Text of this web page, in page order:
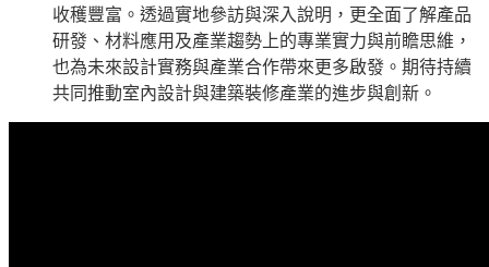
收穫豐富。透過實地參訪與深入說明，更全面了解產品
研發、材料應用及產業趨勢上的專業實力與前瞻思維，
也為未來設計實務與產業合作帶來更多啟發。期待持續
共同推動室內設計與建築裝修產業的進步與創新。